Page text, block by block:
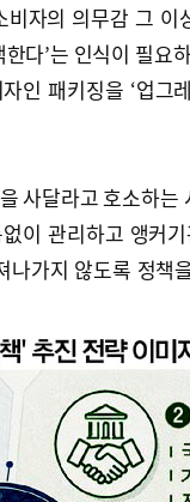
비자의 의무감 그
다’는 인식이 필요
인 패키징을 ‘업그
사달라고 호소하는
이 관리하고 앵커
가지 않도록 정책